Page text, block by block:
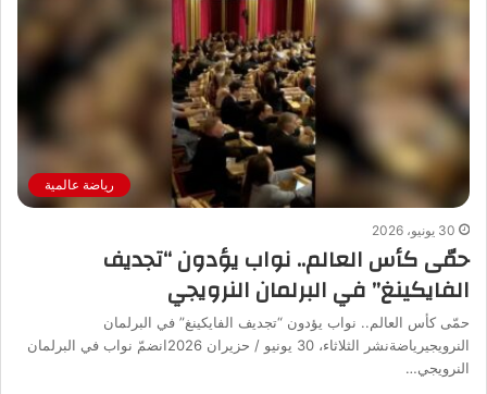
رياضة عالمية
30 يونيو، 2026
حمّى كأس العالم.. نواب يؤدون “تجديف
الفايكينغ” في البرلمان النرويجي
حمّى كأس العالم.. نواب يؤدون “تجديف الفايكينغ” في البرلمان
النرويجيرياضةنشر الثلاثاء، 30 يونيو / حزيران 2026انضمّ نواب في البرلمان
النرويجي…